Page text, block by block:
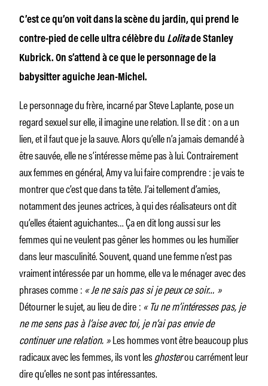
C’est ce qu’on voit dans la scène du jardin, qui prend le
contre-pied de celle ultra célèbre du Lolitade Stanley
Kubrick. On s’attend à ce que le personnage de la
babysitter aguiche Jean-Michel.
Le personnage du frère, incarné par Steve Laplante, pose un
regard sexuel sur elle, il imagine une relation. Il se dit : on a un
lien, et il faut que je la sauve. Alors qu’elle n’a jamais demandé à
être sauvée, elle ne s’intéresse même pas à lui. Contrairement
aux femmes en général, Amy va lui faire comprendre : je vais te
montrer que c’est que dans ta tête. J’ai tellement d’amies,
notamment des jeunes actrices, à qui des réalisateurs ont dit
qu’elles étaient aguichantes… Ça en dit long aussi sur les
femmes qui ne veulent pas gêner les hommes ou les humilier
dans leur masculinité. Souvent, quand une femme n’est pas
vraiment intéressée par un homme, elle va le ménager avec des
phrases comme : « Je ne sais pas si je peux ce soir… »
Détourner le sujet, au lieu de dire : « Tu ne m’intéresses pas, je
ne me sens pas à l’aise avec toi, je n’ai pas envie de
continuer une relation. »Les hommes vont être beaucoup plus
radicaux avec les femmes, ils vont lesghosterou carrément leur
dire qu’elles ne sont pas intéressantes.